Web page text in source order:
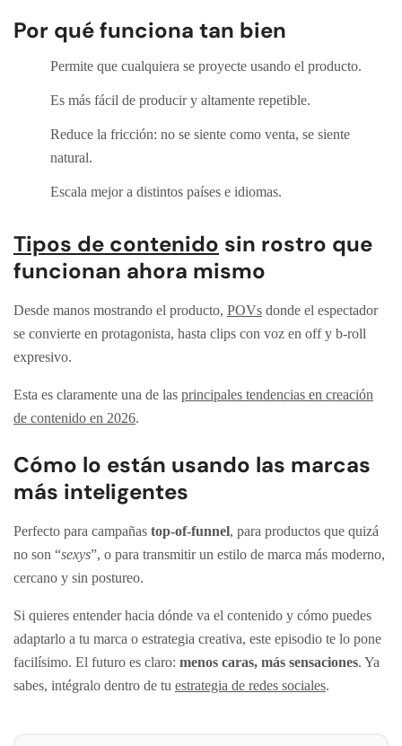
Por qué funciona tan bien
Permite que cualquiera se proyecte usando el producto.
Es más fácil de producir y altamente repetible.
Reduce la fricción: no se siente como venta, se siente
natural.
Escala mejor a distintos países e idiomas.
Tipos de contenido sin rostro que
funcionan ahora mismo
Desde manos mostrando el producto, POVs donde el espectador
se convierte en protagonista, hasta clips con voz en off y b-roll
expresivo.
Esta es claramente una de las principales tendencias en creación
de contenido en 2026.
Cómo lo están usando las marcas
más inteligentes
Perfecto para campañas top-of-funnel, para productos que quizá
no son “sexys”, o para transmitir un estilo de marca más moderno,
cercano y sin postureo.
Si quieres entender hacia dónde va el contenido y cómo puedes
adaptarlo a tu marca o estrategia creativa, este episodio te lo pone
facilísimo. El futuro es claro: menos caras, más sensaciones. Ya
sabes, intégralo dentro de tu estrategia de redes sociales.